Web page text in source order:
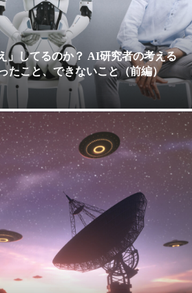
」してるのか？ AI研究者の考える
たこと、できないこと（前編）